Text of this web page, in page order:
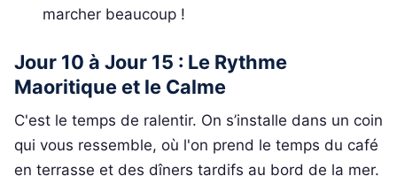
marcher beaucoup !
Jour 10 à Jour 15 : Le Rythme
Maoritique et le Calme
C'est le temps de ralentir. On s’installe dans un coin
qui vous ressemble, où l'on prend le temps du café
en terrasse et des dîners tardifs au bord de la mer.